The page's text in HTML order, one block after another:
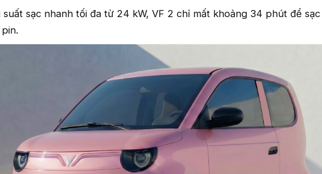
suất sạc nhanh tối đa từ 24 kW, VF 2 chỉ mất khoảng 34 phút để sạc